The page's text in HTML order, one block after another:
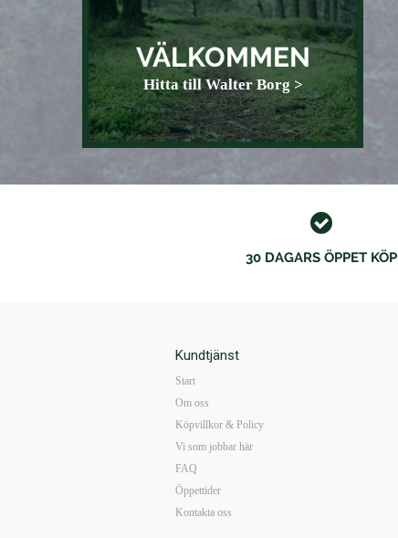
VÄLKOMMEN
Hitta till Walter Borg >
30 DAGARS ÖPPET KÖP
Kundtjänst
Start
Om oss
Köpvillkor & Policy
Vi som jobbar här
FAQ
Öppettider
Kontakta oss